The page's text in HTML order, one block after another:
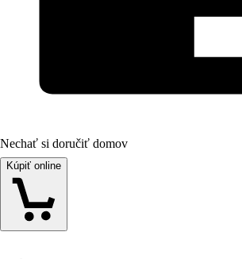
Nechať si doručiť domov
Kúpiť online